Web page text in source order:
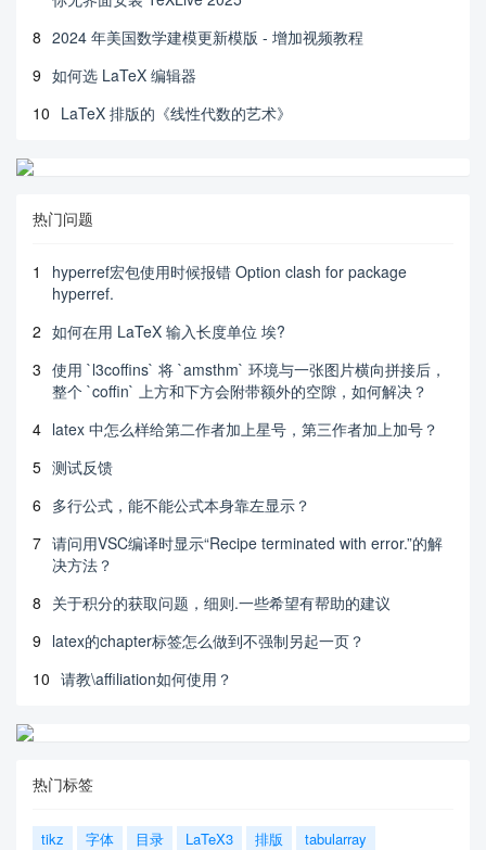
8 2024 年美国数学建模更新模版 - 增加视频教程
9 如何选 LaTeX 编辑器
10 LaTeX 排版的《线性代数的艺术》
热门问题
1
hyperref宏包使用时候报错 Option clash for package
hyperref.
2 如何在用 LaTeX 输入长度单位 埃?
3 使用 `l3coffins` 将 `amsthm` 环境与一张图片横向拼接后，
整个 `coffin` 上方和下方会附带额外的空隙，如何解决？
4 latex 中怎么样给第二作者加上星号，第三作者加上加号？
5 测试反馈
6 多行公式，能不能公式本身靠左显示？
7 请问用VSC编译时显示“Recipe terminated with error.”的解
决方法？
8 关于积分的获取问题，细则.一些希望有帮助的建议
9 latex的chapter标签怎么做到不强制另起一页？
10 请教\affiliation如何使用？
热门标签
tikz 字体 目录 LaTeX3 排版
tabularray